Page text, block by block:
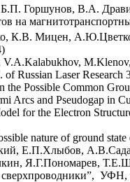
Горшунов, В.А.
на
Мицен, А.Ю.Цветков,
of Russian Laser Research
Possible Common
Arcs and Pseudogap in
for the Electron
nature of ground
Е.П.Хлыбов,
Я.Г.Пономарев,
УФН,